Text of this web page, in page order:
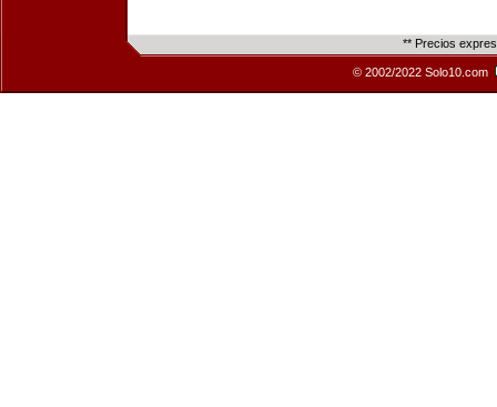
** Precios
© 2002/2022 Solo10.com